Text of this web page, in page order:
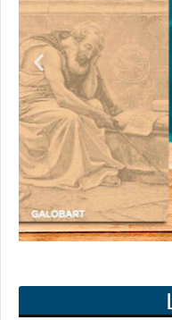
de cero
de